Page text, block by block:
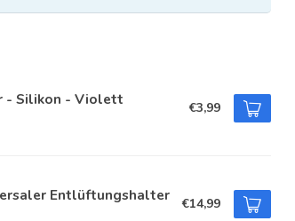
- Silikon - Violett €3,99
Entlüftungshalter €14,99